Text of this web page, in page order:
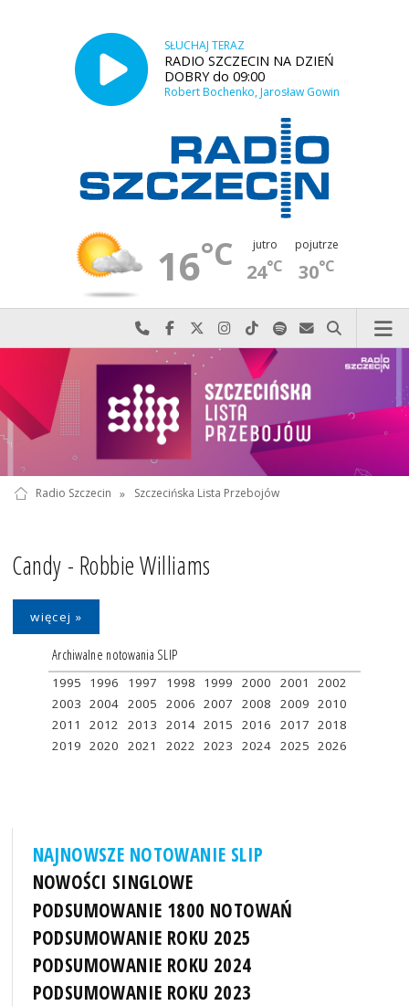
SŁUCHAJ TERAZ
RADIO SZCZECIN NA DZIEŃ
DOBRY do 09:00
Robert Bochenko, Jarosław Gowin
16°C jutro
24°C
pojutrze
30°C
Najlepiej po prostu do nas zadzwoń
Odwiedź nas na Facebook-u
Odwiedź nas na X
Odwiedź nas na Instagram-ie
Odwiedź nas na TikTok-u
Szukaj nas na Spotify
Wyślij do nas
Szukaj
Radio Szczecin » Szczecińska Lista Przebojów
Candy - Robbie Williams
więcej »
Archiwalne notowania SLIP
1995 1996 1997 1998 1999 2000 2001
2002
2003 2004 2005 2006 2007 2008 2009 2010
2011
2012 2013 2014 2015 2016 2017 2018
2019 2020 2021 2022 2023 2024 2025 2026
NAJNOWSZE NOTOWANIE SLIP
NOWOŚCI SINGLOWE
PODSUMOWANIE 1800 NOTOWAŃ
PODSUMOWANIE ROKU 2025
PODSUMOWANIE ROKU 2024
PODSUMOWANIE ROKU 2023